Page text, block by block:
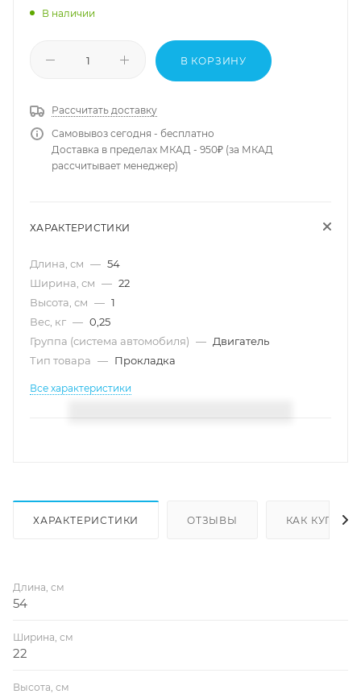
В наличии
В КОРЗИНУ
Рассчитать доставку
Самовывоз сегодня - бесплатно
Доставка в пределах МКАД - 950₽ (за МКАД
рассчитывает менеджер)
ХАРАКТЕРИСТИКИ
Длина, см — 54
Ширина, см — 22
Высота, см — 1
Вес, кг — 0,25
Группа (система автомобиля) — Двигатель
Тип товара — Прокладка
Все характеристики
ХАРАКТЕРИСТИКИ ОТЗЫВЫ КАК КУПИТЬ
Длина, см
54
Ширина, см
22
Высота, см